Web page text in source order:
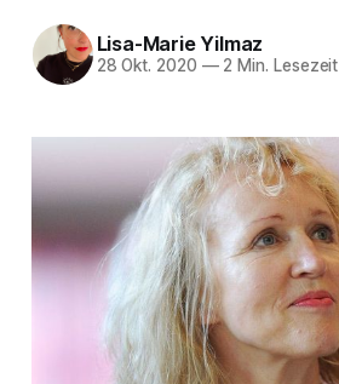
Lisa-Marie Yilmaz
28 Okt. 2020 —2 Min. Lesezeit